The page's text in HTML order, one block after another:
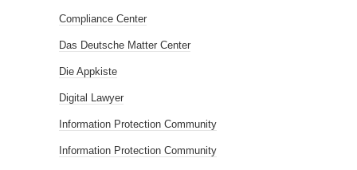
Compliance Center
Das Deutsche Matter Center
Die Appkiste
Digital Lawyer
Information Protection Community
Information Protection Community